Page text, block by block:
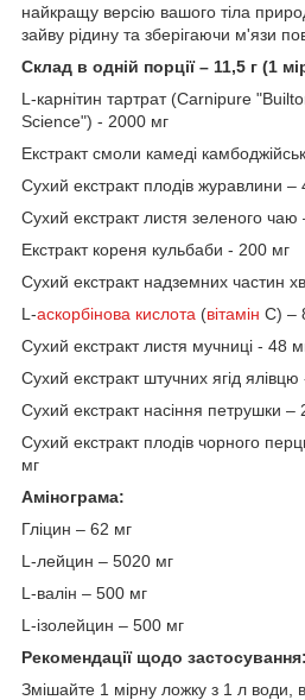
найкращу версію вашого тіла
зайву рідину та зберігаючи м'язи
Склад в одній порції – 11,5 г (1
L-карнітин тартрат (Carnipure
Science") - 2000 мг
Екстракт смоли камеді
Сухий екстракт плодів журавлини –
Сухий екстракт листя зеленого чаю
Екстракт кореня кульбаби - 200 мг
Сухий екстракт надземних частин
L-аскорбінова кислота (вітамін С) –
Сухий екстракт листя мучниці - 48
Сухий екстракт штучних ягід
Сухий екстракт насіння петрушки –
Сухий екстракт плодів чорного
мг
Амінограма:
Гліцин – 62 мг
L-лейцин – 5020 мг
L-валін – 500 мг
L-ізолейцин – 500 мг
Рекомендації щодо застосування:
Змішайте 1 мірну ложку з 1 л води,